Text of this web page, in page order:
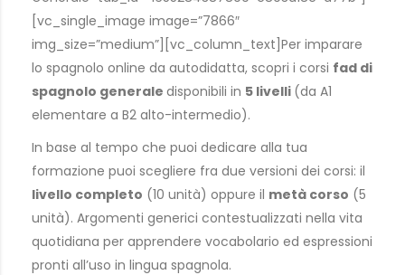
[vc_single_image image=”7866″
img_size=”medium”][vc_column_text]Per imparare
lo spagnolo online da autodidatta, scopri i corsi fad di
spagnolo generale disponibili in 5 livelli (da A1
elementare a B2 alto-intermedio).
In base al tempo che puoi dedicare alla tua
formazione puoi scegliere fra due versioni dei corsi: il
livello completo (10 unità) oppure il metà corso (5
unità). Argomenti generici contestualizzati nella vita
quotidiana per apprendere vocabolario ed espressioni
pronti all’uso in lingua spagnola.